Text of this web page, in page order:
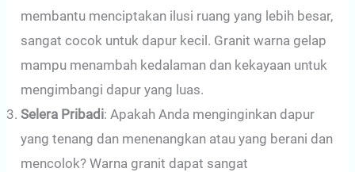
membantu menciptakan ilusi ruang yang lebih besar,
sangat cocok untuk dapur kecil. Granit warna gelap
mampu menambah kedalaman dan kekayaan untuk
mengimbangi dapur yang luas.
Selera Pribadi: Apakah Anda menginginkan dapur
yang tenang dan menenangkan atau yang berani dan
mencolok? Warna granit dapat sangat